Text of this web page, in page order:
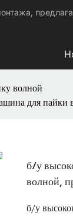
волной
для пайки
б/у
волной,
б/у